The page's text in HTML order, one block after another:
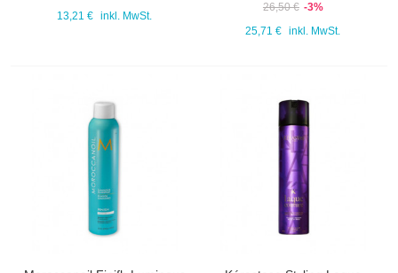
13,21 €
inkl. MwSt.
26,50 € -3%
25,71 €
inkl. MwSt.